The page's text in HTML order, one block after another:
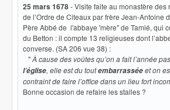
25 mars 1678- Visite faite au monastère des
de l’Ordre de Citeaux par frère Jean-Antoine
Père Abbé de l'abbaye 'mère" de Tamié, qui
du Betton : il compte 13 religieuses dont
converse. (SA 206 vue 38) :
"À cause des voûtes qu’on a fait l’année
l’église, elle est du toutembarrasséeet on
contraint de faire l’office dans un lieu fort
Bonne occasion de refaire les stalles ?